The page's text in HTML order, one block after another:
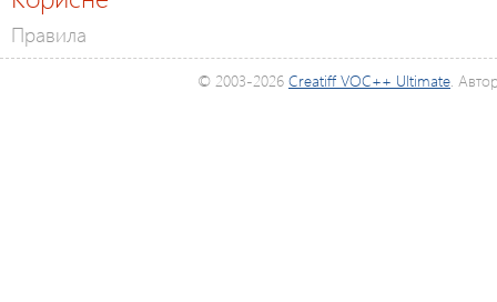
Правила
© 2003-2026 Creatiff VOC++ Ultimate.